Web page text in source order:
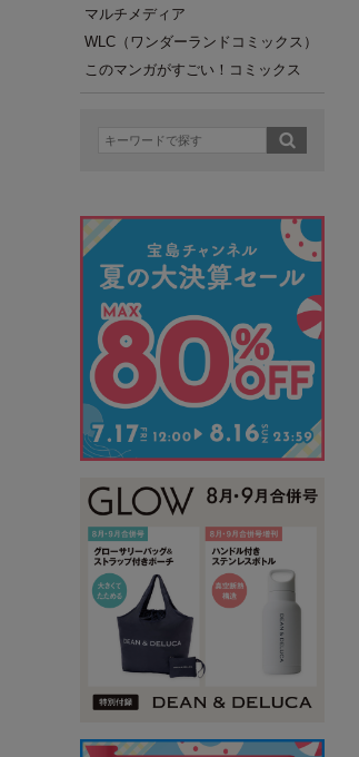
マルチメディア
WLC（ワンダーランドコミックス）
このマンガがすごい！コミックス